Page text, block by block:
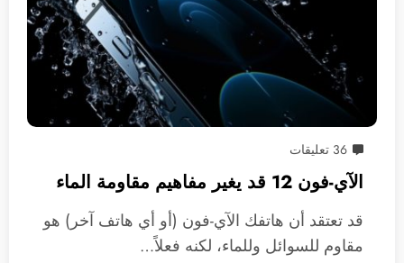
36 تعليقات
الآي-فون 12 قد يغير مفاهيم مقاومة الماء
قد تعتقد أن هاتفك الآي-فون (أو أي هاتف آخر) هو
مقاوم للسوائل وللماء، لكنه فعلاً…